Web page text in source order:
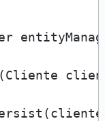
(Cliente